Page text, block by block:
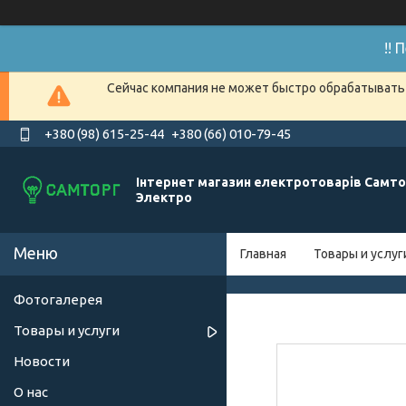
!!
Сейчас компания не может быстро
+380 (98) 615-25-44 +380 (66) 010-79-45
Інтернет магазин електротоварів
Электро
Главная Товары и
Фотогалерея
Товары и услуги
Новости
О нас